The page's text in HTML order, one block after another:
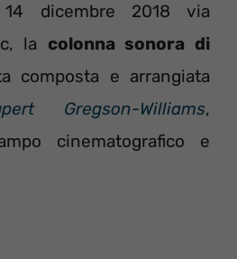
dicembre 2018 via
la colonna sonora di
composta e arrangiata
Gregson-Williams,
cinematografico e